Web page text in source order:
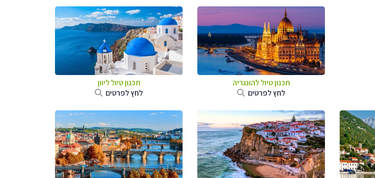
תכנון טיול להונגריה
לחץ לפרטים
תכנון טיול ליוון
לחץ לפרטים